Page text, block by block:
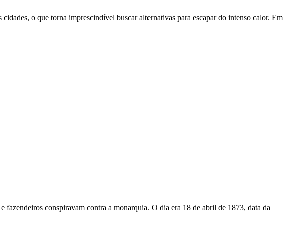
o que torna imprescindível buscar alternativas para escapar do intenso calor. Em
conspiravam contra a monarquia. O dia era 18 de abril de 1873, data da